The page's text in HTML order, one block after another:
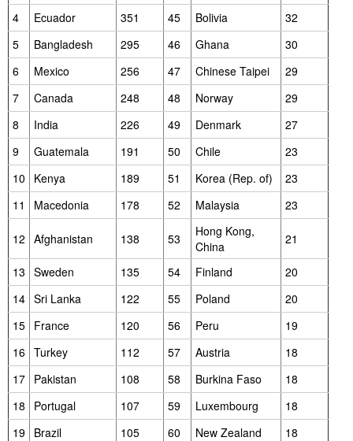
Incoterms® 2020
Abimaterjalid
Projektid
4
Ecuador 351 45 Bolivia
32
5
Bangladesh 295 46 Ghana
30
6
Mexico 256 47 Chinese Taipei
29
7
Canada 248 48 Norway
29
8
India 226 49 Denmark
27
9
Guatemala 191 50 Chile
23
10
Kenya 189 51 Korea (Rep. of)
23
11
Macedonia 178 52 Malaysia 23
12 Afghanistan 138 53
Hong Kong,
China
21
13 Sweden 135 54 Finland
20
14 Sri Lanka 122 55 Poland
20
15 France 120 56 Peru
19
16 Turkey 112 57 Austria
18
17 Pakistan 108 58 Burkina Faso
18
18
Portugal 107 59 Luxembourg
18
19 Brazil 105 60 New Zealand
18